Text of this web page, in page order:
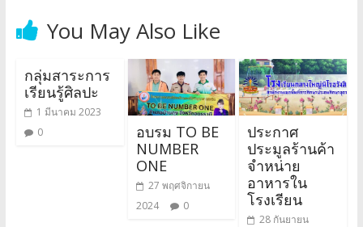
You May Also Like
กลุ่มสาระการ
เรียนรู้ศิลปะ
1 มีนาคม 2023
0
อบรม TO BE
NUMBER
ONE
27 พฤศจิกายน
2024
0
ประกาศ
ประมูลร้านค้า
จำหน่าย
อาหารใน
โรงเรียน
28 กันยายน